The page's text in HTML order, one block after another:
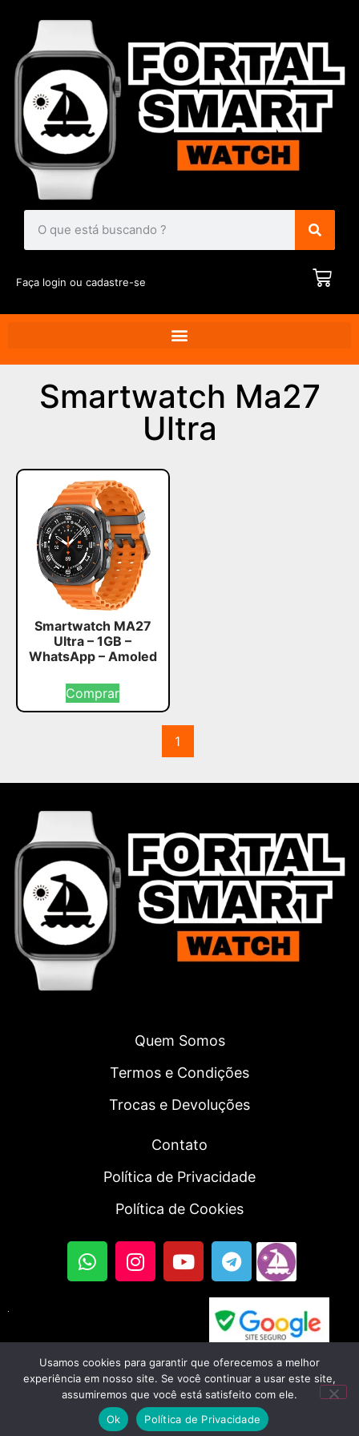
Faça login ou cadastre-se
Smartwatch Ma27
Ultra
Smartwatch MA27
Ultra – 1GB –
WhatsApp – Amoled
Comprar
1
Quem Somos
Termos e Condições
Trocas e Devoluções
Contato
Política de Privacidade
Política de Cookies
© 2023, Fortal SmartWatch | Todos os direitos
reservados. CNPJ: 56.045.702/0001-46
Usamos cookies para garantir que oferecemos a melhor
experiência em nosso site. Se você continuar a usar este site,
assumiremos que você está satisfeito com ele.
Ok
Política de Privacidade